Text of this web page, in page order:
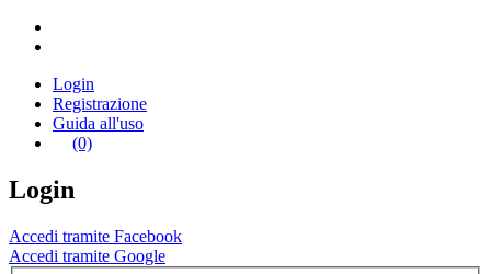
Login
Registrazione
Guida all'uso
(0)
Login
Accedi tramite Facebook
Accedi tramite Google